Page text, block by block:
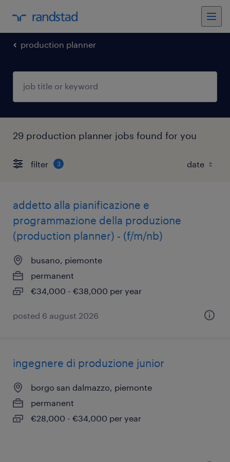
production planner
29 production planner jobs found for you
filter 3
addetto alla pianificazione e
programmazione della produzione
(production planner) - (f/m/nb)
busano, piemonte
permanent
€34,000 - €38,000 per year
posted 6 august 2026
ingegnere di produzione junior
borgo san dalmazzo, piemonte
permanent
€28,000 - €34,000 per year